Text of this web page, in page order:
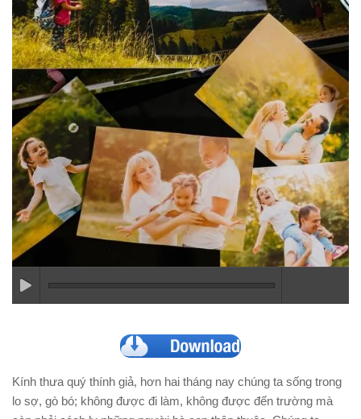
Kính thưa quý thính giả, hơn hai tháng nay chúng ta sống trong
lo sợ, gò bó; không được đi làm, không được đến trường mà